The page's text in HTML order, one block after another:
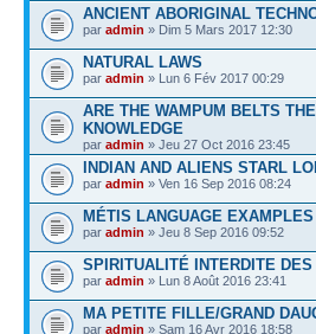
ANCIENT ABORIGINAL
par admin » Dim 5 Mars 2017 12:30
NATURAL LAWS
par admin » Lun 6 Fév 2017 00:29
ARE THE WAMPUM BELTS
KNOWLEDGE
par admin » Jeu 27 Oct 2016 23:45
INDIAN AND ALIENS STARL
par admin » Ven 16 Sep 2016 08:24
MÉTIS LANGUAGE
par admin » Jeu 8 Sep 2016 09:52
SPIRITUALITÉ INTERDITE
par admin » Lun 8 Août 2016 23:41
MA PETITE FILLE/GRAND
par admin » Sam 16 Avr 2016 18:58